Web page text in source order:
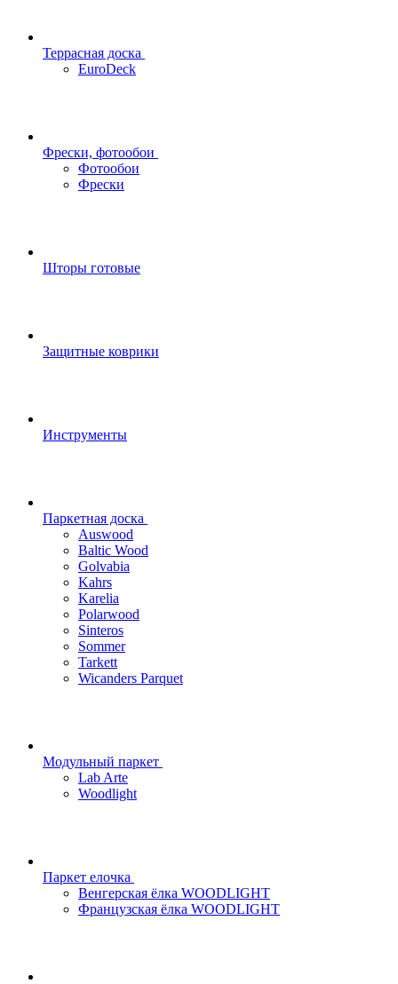
Террасная доска
EuroDeck
Фрески, фотообои
Фотообои
Фрески
Шторы готовые
Защитные коврики
Инструменты
Паркетная доска
Auswood
Baltic Wood
Golvabia
Kahrs
Karelia
Polarwood
Sinteros
Sommer
Tarkett
Wicanders Parquet
Модульный паркет
Lab Arte
Woodlight
Паркет елочка
Венгерская ёлка WOODLIGHT
Французская ёлка WOODLIGHT